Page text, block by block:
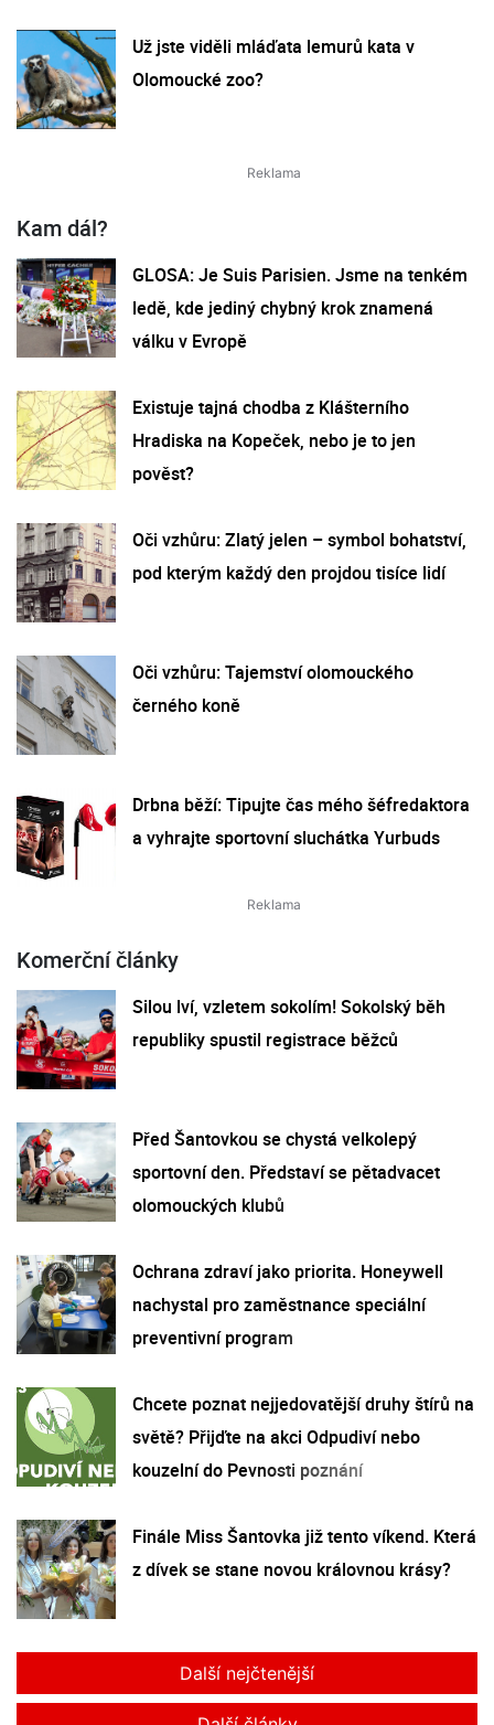
Už jste viděli mláďata lemurů kata v
Olomoucké zoo?
Kam dál?
GLOSA: Je Suis Parisien. Jsme na tenkém
ledě, kde jediný chybný krok znamená
válku v Evropě
Existuje tajná chodba z Klášterního
Hradiska na Kopeček, nebo je to jen
pověst?
Oči vzhůru: Zlatý jelen – symbol bohatství,
pod kterým každý den projdou tisíce lidí
Oči vzhůru: Tajemství olomouckého
černého koně
Drbna běží: Tipujte čas mého šéfredaktora
a vyhrajte sportovní sluchátka Yurbuds
Komerční články
Silou lví, vzletem sokolím! Sokolský běh
republiky spustil registrace běžců
Před Šantovkou se chystá velkolepý
sportovní den. Představí se pětadvacet
olomouckých klubů
Ochrana zdraví jako priorita. Honeywell
nachystal pro zaměstnance speciální
preventivní program
Chcete poznat nejjedovatější druhy štírů na
světě? Přijďte na akci Odpudiví nebo
kouzelní do Pevnosti poznání
Finále Miss Šantovka již tento víkend. Která
z dívek se stane novou královnou krásy?
Další nejčtenější